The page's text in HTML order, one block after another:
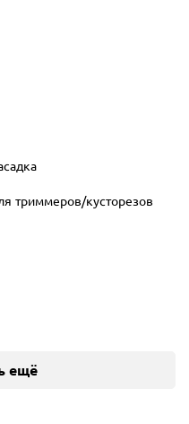
триммеров/кусторезов
ещё